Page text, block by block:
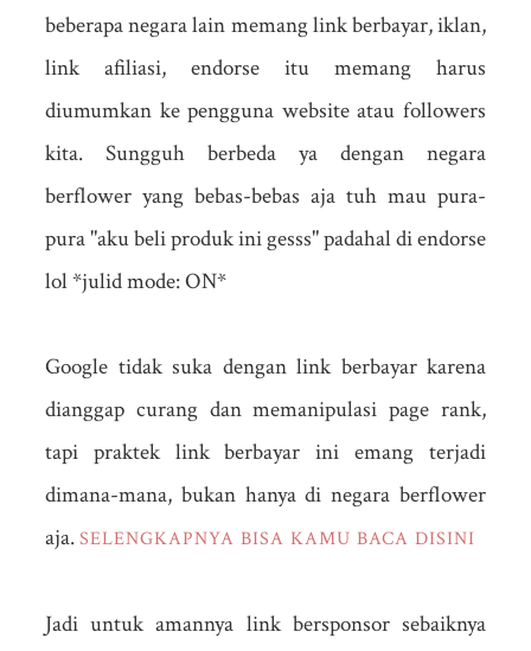
beberapa negara lain memang link berbayar, iklan,
link afiliasi, endorse itu memang harus
diumumkan ke pengguna website atau followers
kita. Sungguh berbeda ya dengan negara
berflower yang bebas-bebas aja tuh mau pura-
pura "aku beli produk ini gesss" padahal di endorse
lol *julid mode: ON*
Google tidak suka dengan link berbayar karena
dianggap curang dan memanipulasi page rank,
tapi praktek link berbayar ini emang terjadi
dimana-mana, bukan hanya di negara berflower
aja.SELENGKAPNYA BISA KAMU BACA DISINI
Jadi untuk amannya link bersponsor sebaiknya